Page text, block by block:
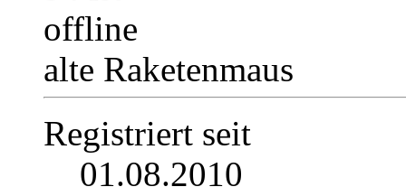
alte Raketenmaus
Registriert seit
01.08.2010